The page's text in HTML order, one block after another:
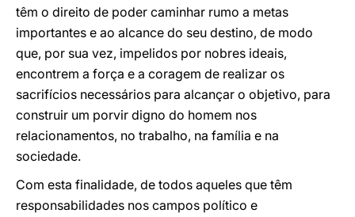
têm o direito de poder caminhar rumo a metas
importantes e ao alcance do seu destino, de modo
que, por sua vez, impelidos por nobres ideais,
encontrem a força e a coragem de realizar os
sacrifícios necessários para alcançar o objetivo, para
construir um porvir digno do homem nos
relacionamentos, no trabalho, na família e na
sociedade.
Com esta finalidade, de todos aqueles que têm
responsabilidades nos campos político e